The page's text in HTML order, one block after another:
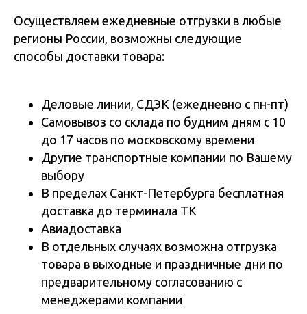
Осуществляем ежедневные отгрузки в любые
регионы России, возможны следующие
способы доставки товара:
Деловые линии, СДЭК (ежедневно с пн-пт)
Самовывоз со склада по будним дням с 10
до 17 часов по московскому времени
Другие транспортные компании по Вашему
выбору
В пределах Санкт-Петербурга бесплатная
доставка до терминала ТК
Авиадоставка
В отдельных случаях возможна отгрузка
товара в выходные и праздничные дни по
предварительному согласованию с
менеджерами компании